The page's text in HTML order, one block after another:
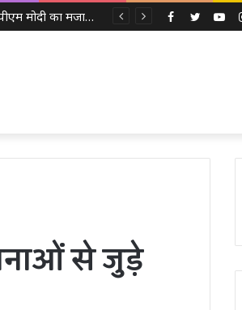
IIT दिल्ली के दीक्षांत समारोह में पीएम मोदी का मजाकिया अंदाज, बोले – ‘मैं बाबा बागेश्वर नहीं हूं, लेकिन मन में कुछ तो चल रहा होगा’ Twitter
Facebook
से जुड़े